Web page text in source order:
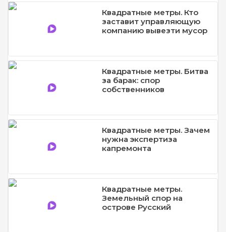
Квадратные метры. Кто
заставит управляющую
компанию вывезти мусор
Квадратные метры. Битва
за барак: спор
собственников
Квадратные метры. Зачем
нужна экспертиза
капремонта
Квадратные метры.
Земельный спор на
острове Русский